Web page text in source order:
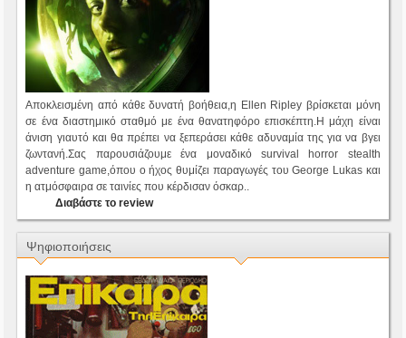
Αποκλεισμένη από κάθε δυνατή βοήθεια,η Ellen Ripley βρίσκεται μόνη
σε ένα διαστημικό σταθμό με ένα θανατηφόρο επισκέπτη.Η μάχη είναι
άνιση γιαυτό και θα πρέπει να ξεπεράσει κάθε αδυναμία της για να βγει
ζωντανή.Σας παρουσιάζουμε ένα μοναδικό survival horror stealth
adventure game,όπου ο ήχος θυμίζει παραγωγές του George Lukas και
η ατμόσφαιρα σε ταινίες που κέρδισαν όσκαρ..
Διαβάστε το review
Ψηφιοποιήσεις